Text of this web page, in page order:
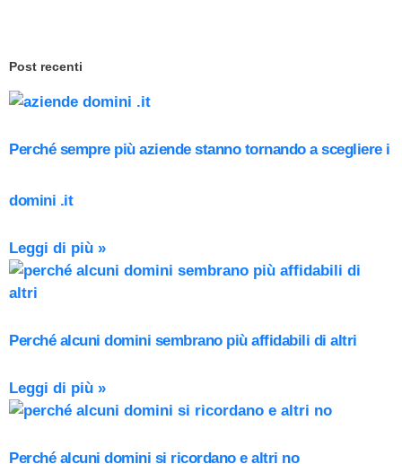
Post recenti
Perché sempre più aziende stanno tornando a scegliere i
domini .it
Leggi di più »
Perché alcuni domini sembrano più affidabili di altri
Leggi di più »
Perché alcuni domini si ricordano e altri no